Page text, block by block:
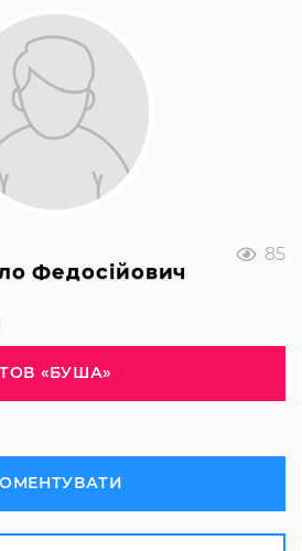
85
Федосійович
ТОВ «БУША»